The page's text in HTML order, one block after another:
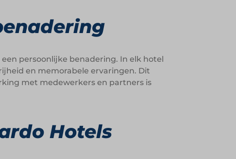
persoonlijke benadering. In elk hotel
en memorabele ervaringen. Dit
met medewerkers en partners is
Hotels